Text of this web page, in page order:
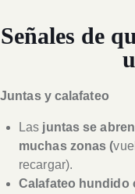
Señales de
Juntas y calafateo
Las juntas se
muchas zonas (
recargar).
Calafateo hundido